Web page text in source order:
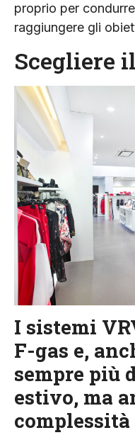
proprio per
raggiungere gli
Scegliere
I sistemi
F-gas e,
sempre più
estivo, ma